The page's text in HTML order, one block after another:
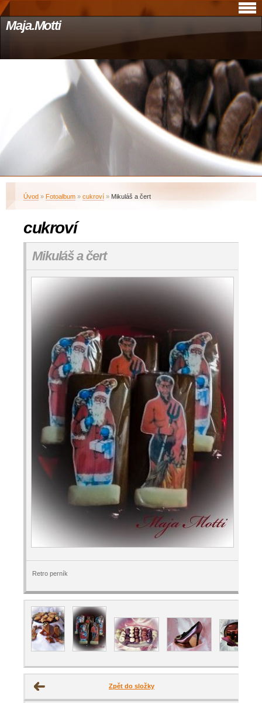
Maja.Motti
Úvod » Fotoalbum » cukroví » Mikuláš a čert
cukroví
Mikuláš a čert
Retro perník
Zpět do složky